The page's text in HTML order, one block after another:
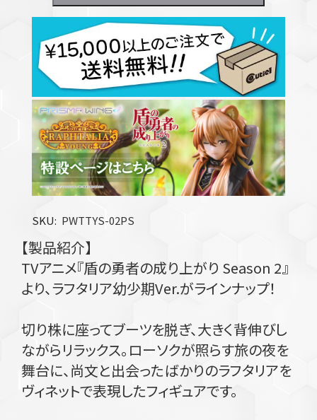
SKU PWTTYS-02PS
【製品紹介】
TVアニメ『盾の勇者の成り上がり Season 2』
より、ラフタリア幼少期Ver.がラインナップ！
切り株に座ってブーツを脱ぎ、大きく背伸びし
ながらリラックス。ローソクが照らす旅の夜を
舞台に、尚文と出会ったばかりのラフタリアを
ヴィネットで表現したフィギュアです。